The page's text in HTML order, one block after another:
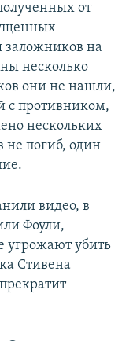
от
заложников на
несколько
они не нашли,
с противником,
нескольких
не погиб, один
видео, в
Фоули,
угрожают убить
Стивена